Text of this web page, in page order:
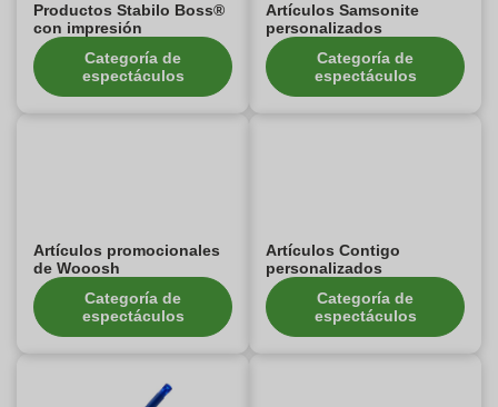
Productos Stabilo Boss®
con impresión
Categoría de
espectáculos
Artículos Samsonite
personalizados
Categoría de
espectáculos
Artículos promocionales
de Wooosh
Categoría de
espectáculos
Artículos Contigo
personalizados
Categoría de
espectáculos